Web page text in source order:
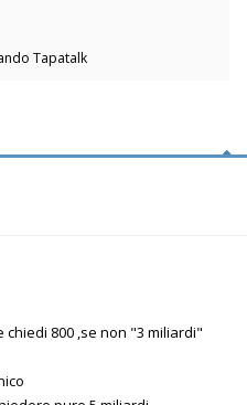
Tapatalk
800 ,se non "3 miliardi"